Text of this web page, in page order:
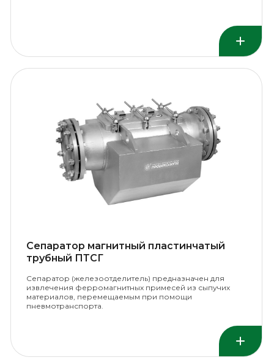
Сепаратор магнитный пластинчатый
трубный ПТСГ
Сепаратор (железоотделитель) предназначен для
извлечения ферромагнитных примесей из сыпучих
материалов, перемещаемым при помощи
пневмотранспорта.